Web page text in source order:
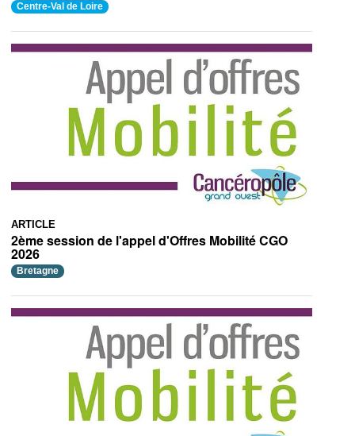
Centre-Val de Loire
ARTICLE
2ème session de l'appel d'Offres Mobilité CGO
2026
Bretagne